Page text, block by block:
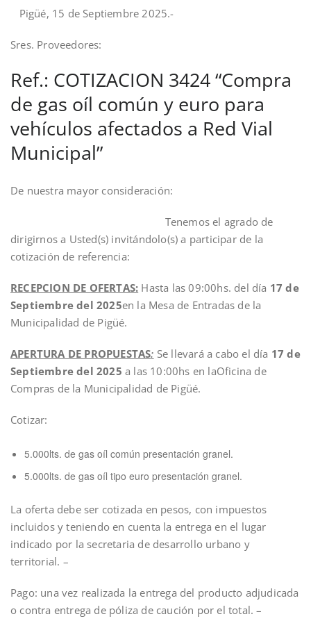
Pigüé, 15 de Septiembre 2025.-
Sres. Proveedores:
Ref.: COTIZACION 3424 “Compra
de gas oíl común y euro para
vehículos afectados a Red Vial
Municipal”
De nuestra mayor consideración:
Tenemos el agrado de
dirigirnos a Usted(s) invitándolo(s) a participar de la
cotización de referencia:
RECEPCION DE OFERTAS: Hasta las 09:00hs. del día 17 de
Septiembre del 2025en la Mesa de Entradas de la
Municipalidad de Pigüé.
APERTURA DE PROPUESTAS: Se llevará a cabo el día 17 de
Septiembre del 2025 a las 10:00hs en laOficina de
Compras de la Municipalidad de Pigüé.
Cotizar:
5.000lts. de gas oíl común presentación granel.
5.000lts. de gas oíl tipo euro presentación granel.
La oferta debe ser cotizada en pesos, con impuestos
incluidos y teniendo en cuenta la entrega en el lugar
indicado por la secretaria de desarrollo urbano y
territorial. –
Pago: una vez realizada la entrega del producto adjudicada
o contra entrega de póliza de caución por el total. –